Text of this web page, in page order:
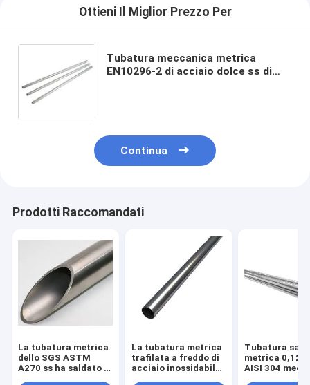
Ottieni Il Miglior Prezzo Per
Tubatura meccanica metrica
EN10296-2 di acciaio dolce ss di
Continua
Prodotti Raccomandati
La tubatura metrica
dello SGS ASTM
A270 ss ha saldato il
La tubatura metrica
trafilata a freddo di
acciaio inossidabile,
Tubatura
metrica
AISI 304